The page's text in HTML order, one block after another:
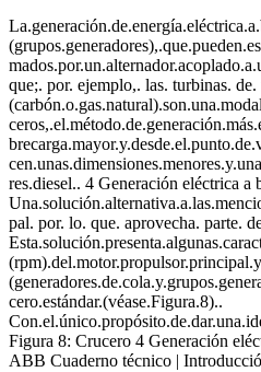
que;. por. ejemplo,. las. turbinas.
res.diesel.. 4 Generación eléctrica a
pal. por. lo. que. aprovecha. parte.
cero.estándar.(véase.Figura.8)..
Figura 8: Crucero 4 Generación
ABB Cuaderno técnico |